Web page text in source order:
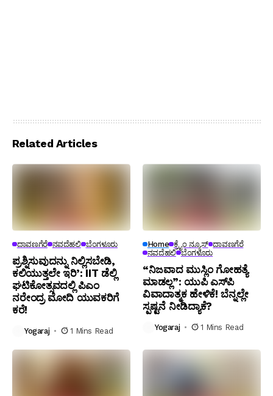
Related Articles
ದಾವಣಗೆರೆ ನವದೆಹಲಿ ಬೆಂಗಳೂರು
ಪ್ರಶ್ನಿಸುವುದನ್ನು ನಿಲ್ಲಿಸಬೇಡಿ,
ಕಲಿಯುತ್ತಲೇ ಇರಿ’: IIT ಡೆಲ್ಲಿ
ಘಟಿಕೋತ್ಸವದಲ್ಲಿ ಪಿಎಂ
ನರೇಂದ್ರ ಮೋದಿ ಯುವಕರಿಗೆ
ಕರೆ!
Yogaraj 1 Mins Read
Home ಕ್ರೈಂ ನ್ಯೂಸ್ ದಾವಣಗೆರೆ
ನವದೆಹಲಿ ಬೆಂಗಳೂರು
“ನಿಜವಾದ ಮುಸ್ಲಿಂ ಗೋಹತ್ಯೆ
ಮಾಡಲ್ಲ”: ಯುಪಿ ಎಸ್‌ಪಿ
ವಿವಾದಾತ್ಮಕ ಹೇಳಿಕೆ! ಬೆನ್ನಲ್ಲೇ
ಸ್ಪಷ್ಟನೆ ನೀಡಿದ್ಯಾಕೆ?
Yogaraj 1 Mins Read